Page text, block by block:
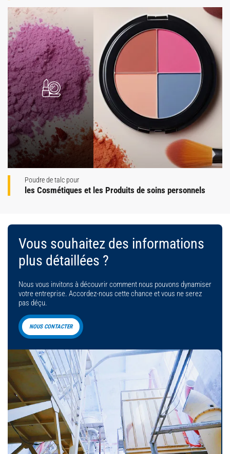
Poudre de talc pour
les Cosmétiques et les Produits de soins personnels
Vous souhaitez des informations
plus détaillées ?
Nous vous invitons à découvrir comment nous pouvons dynamiser
votre entreprise. Accordez-nous cette chance et vous ne serez
pas déçu.
NOUS CONTACTER